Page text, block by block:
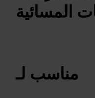
المسائية
مناسب لـ